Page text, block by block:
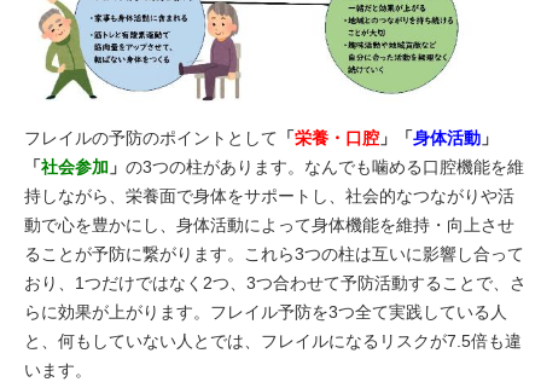
フレイルの予防のポイントとして 「栄養・口腔 」「身体活動 」
「社会参加 」 の3つの柱があります。なんでも噛める口腔機能を維
持しながら、栄養面で身体をサポートし、社会的なつながりや活
動で心を豊かにし、身体活動によって身体機能を維持・向上させ
ることが予防に繋がります。これら3つの柱は互いに影響し合って
おり、1つだけではなく2つ、3つ合わせて予防活動することで、さ
らに効果が上がります。フレイル予防を3つ全て実践している人
と、何もしていない人とでは、フレイルになるリスクが7.5倍も違
います。